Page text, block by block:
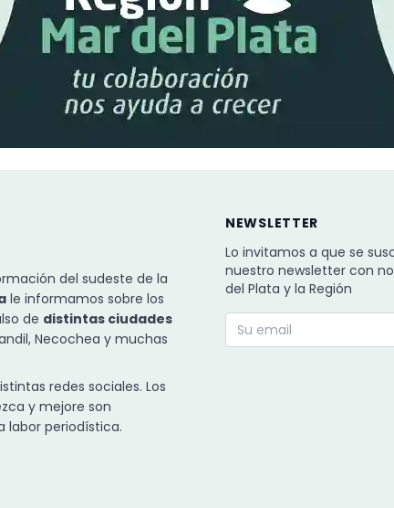
del sudeste de la
le informamos sobre los
de distintas ciudades
Necochea y muchas
redes sociales. Los
y mejore son
labor periodística.
NEWSLETTER
Lo invitamos a que se
nuestro newsletter con
del Plata y la Región